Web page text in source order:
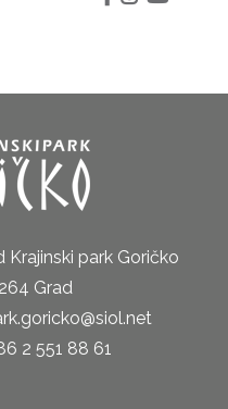
Krajinski park Goričko
Grad
2 551 88 61